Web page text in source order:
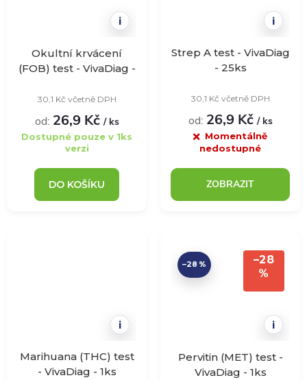
i
Okultní krvácení
(FOB) test - VivaDiag -
30,1 Kč včetně DPH
od: 26,9 Kč / ks
Dostupné pouze v 1ks
verzi
DO KOŠÍKU
i
Strep A test - VivaDiag
- 25ks
30,1 Kč včetně DPH
od: 26,9 Kč / ks
Momentálně
nedostupné
ZOBRAZIT
i
Marihuana (THC) test
- VivaDiag - 1ks
–28
%
i
–28 %
Pervitin (MET) test -
VivaDiag - 1ks